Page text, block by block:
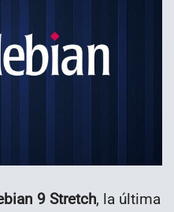
9 Stretch, la última